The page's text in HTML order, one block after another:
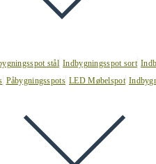
stål Indbygningsspot sort
Påbygningsspots LED Møbelspot